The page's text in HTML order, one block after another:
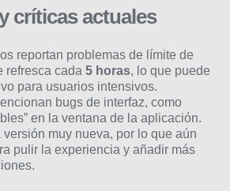
críticas actuales
reportan problemas de límite de
refresca cada 5 horas, lo que puede
para usuarios intensivos.
bugs de interfaz, como
en la ventana de la aplicación.
versión muy nueva, por lo que aún
pulir la experiencia y añadir más